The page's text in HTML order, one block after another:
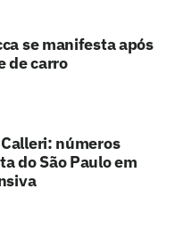
se manifesta após
de carro
números
do São Paulo em